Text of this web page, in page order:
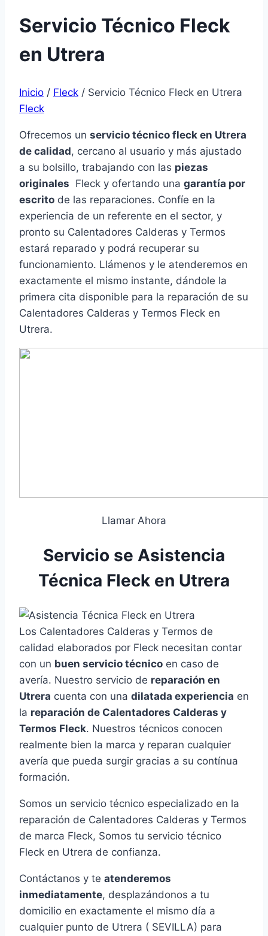
Servicio Técnico Fleck
en Utrera
Inicio / Fleck / Servicio Técnico Fleck en Utrera
Fleck
Ofrecemos un servicio técnico fleck en Utrera
de calidad, cercano al usuario y más ajustado
a su bolsillo, trabajando con las piezas
originales Fleck y ofertando una garantía por
escrito de las reparaciones. Confíe en la
experiencia de un referente en el sector, y
pronto su Calentadores Calderas y Termos
estará reparado y podrá recuperar su
funcionamiento. Llámenos y le atenderemos en
exactamente el mismo instante, dándole la
primera cita disponible para la reparación de su
Calentadores Calderas y Termos Fleck en
Utrera.
Llamar Ahora
Servicio se Asistencia
Técnica Fleck en Utrera
Los Calentadores Calderas y Termos de
calidad elaborados por Fleck necesitan contar
con un buen servicio técnico en caso de
avería. Nuestro servicio de reparación en
Utrera cuenta con una dilatada experiencia en
la reparación de Calentadores Calderas y
Termos Fleck. Nuestros técnicos conocen
realmente bien la marca y reparan cualquier
avería que pueda surgir gracias a su contínua
formación.
Somos un servicio técnico especializado en la
reparación de Calentadores Calderas y Termos
de marca Fleck, Somos tu servicio técnico
Fleck en Utrera de confianza.
Contáctanos y te atenderemos
inmediatamente, desplazándonos a tu
domicilio en exactamente el mismo día a
cualquier punto de Utrera ( SEVILLA) para